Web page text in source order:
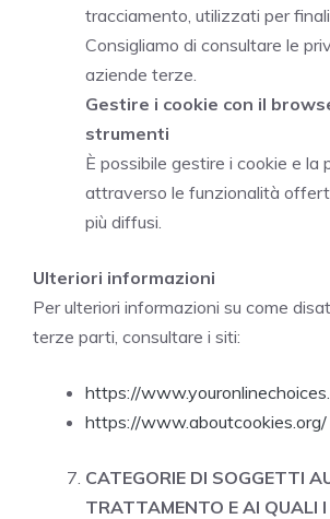
tracciamento, utilizzati per
Consigliamo di consultare le
aziende terze.
Gestire i cookie con il
strumenti
È possibile gestire i cookie e la
attraverso le funzionalità
più diffusi.
Ulteriori informazioni
Per ulteriori informazioni su come
terze parti, consultare i siti:
https://
https://www.aboutcookies.org/
CATEGORIE DI SOGGETTI
TRATTAMENTO E AI QUALI